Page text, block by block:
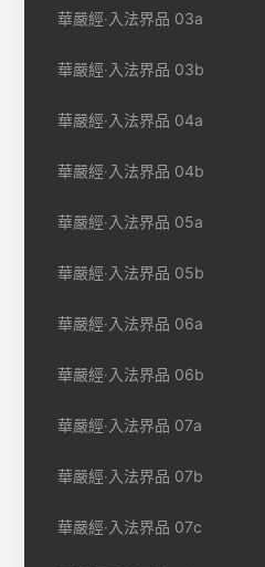
華嚴經‧入法界品 03a
華嚴經‧入法界品 03b
華嚴經‧入法界品 04a
華嚴經‧入法界品 04b
華嚴經‧入法界品 05a
華嚴經‧入法界品 05b
華嚴經‧入法界品 06a
華嚴經‧入法界品 06b
華嚴經‧入法界品 07a
華嚴經‧入法界品 07b
華嚴經‧入法界品 07c